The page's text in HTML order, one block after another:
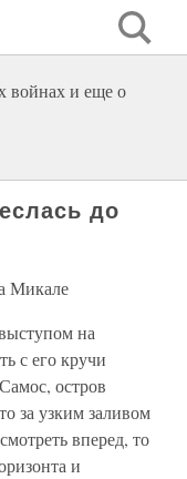
войнах и еще о
до
Микале
на
с его кручи
остров
за узким заливом
вперед, то
и